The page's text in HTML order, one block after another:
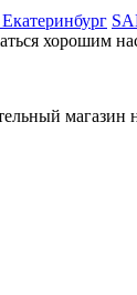
хорошим
магазин